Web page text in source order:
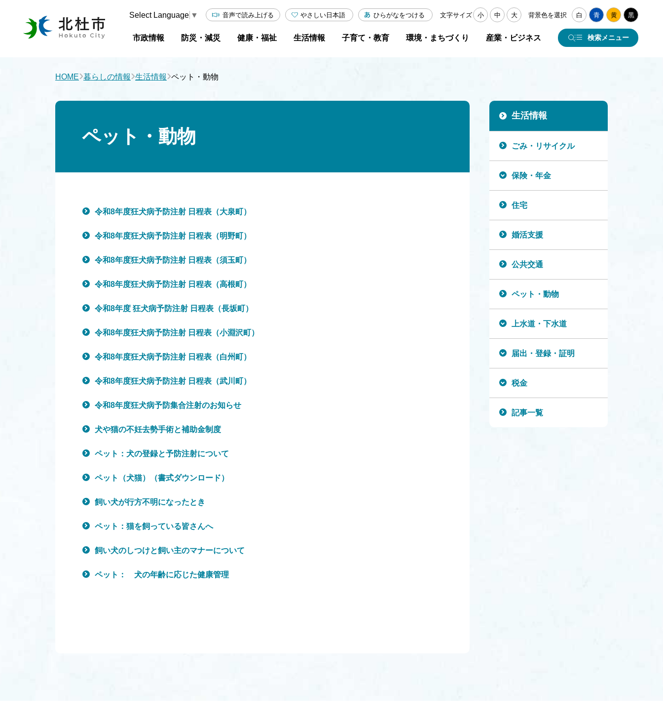
Select Language ▼ 音声で読み上げる やさしい日本語 ひらがなをつける 文字サイズ 小 中 大 背景色を選択 白 青 黄 黒
市政情報 防災・減災 健康・福祉 生活情報 子育て・教育 環境・まちづくり 産業・ビジネス 検索メニュー
HOME›暮らしの情報›生活情報›ペット・動物
ペット・動物
令和8年度狂犬病予防注射 日程表（大泉町）
令和8年度狂犬病予防注射 日程表（明野町）
令和8年度狂犬病予防注射 日程表（須玉町）
令和8年度狂犬病予防注射 日程表（高根町）
令和8年度 狂犬病予防注射 日程表（長坂町）
令和8年度狂犬病予防注射 日程表（小淵沢町）
令和8年度狂犬病予防注射 日程表（白州町）
令和8年度狂犬病予防注射 日程表（武川町）
令和8年度狂犬病予防集合注射のお知らせ
犬や猫の不妊去勢手術と補助金制度
ペット：犬の登録と予防注射について
ペット（犬猫）（書式ダウンロード）
飼い犬が行方不明になったとき
ペット：猫を飼っている皆さんへ
飼い犬のしつけと飼い主のマナーについて
ペット： 犬の年齢に応じた健康管理
生活情報
ごみ・リサイクル
保険・年金
住宅
婚活支援
公共交通
ペット・動物
上水道・下水道
届出・登録・証明
税金
記事一覧